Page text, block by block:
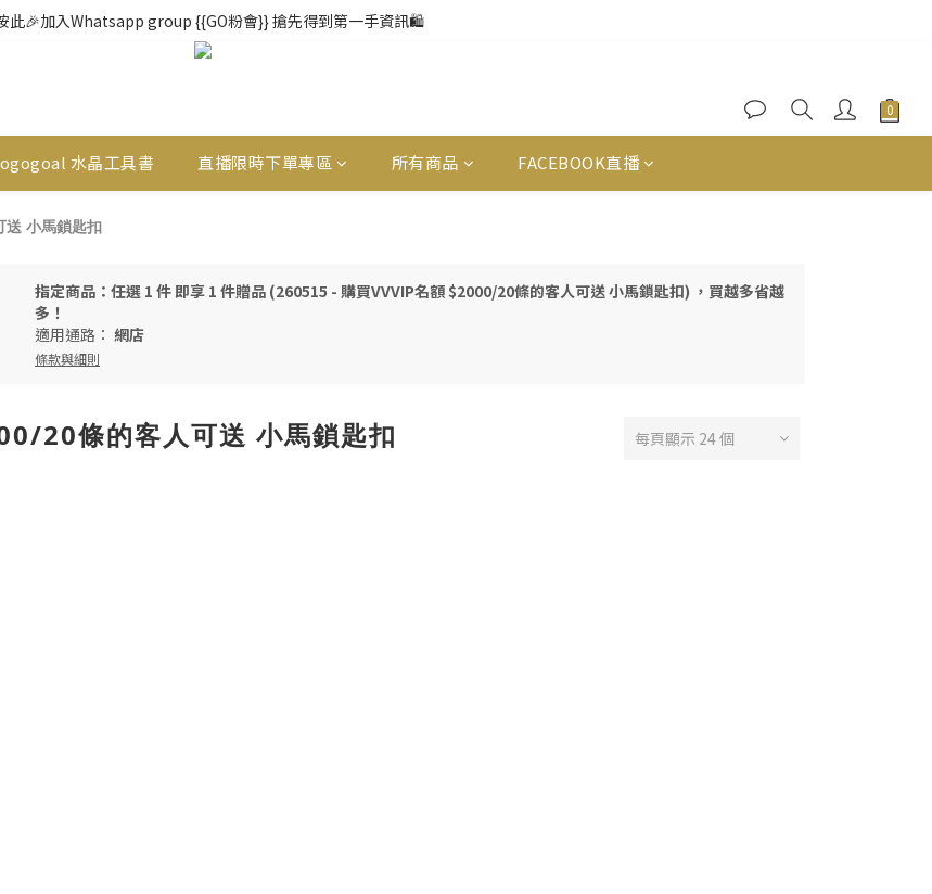
此🎉加入Whatsapp group {{GO粉會}} 搶先得到第一手資訊🛍️
水晶工具書 直播限時下單專區 所有商品 FACEBOOK直播
小馬鎖匙扣
指定商品：任選 1 件 即享 1 件贈品 (260515 - 購買VVVIP名額 $2000/20條的客人可送 小馬鎖匙扣) ，買越多省越
多！
適用通路： 網店
條款與細則
20條的客人可送 小馬鎖匙扣 每頁顯示 24 個